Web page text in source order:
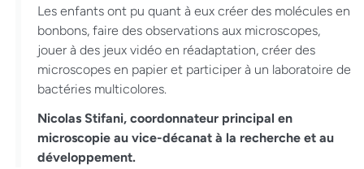
Les enfants ont pu quant à eux créer des molécules en
bonbons, faire des observations aux microscopes,
jouer à des jeux vidéo en réadaptation, créer des
microscopes en papier et participer à un laboratoire de
bactéries multicolores.
Nicolas Stifani, coordonnateur principal en
microscopie au vice-décanat à la recherche et au
développement.